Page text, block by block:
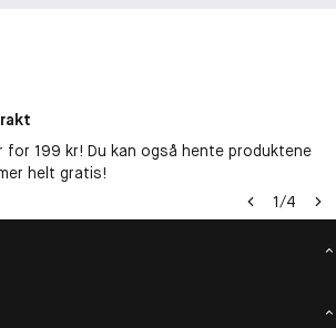
for 199 kr! Du kan også hente produktene
helt gratis!
1/4